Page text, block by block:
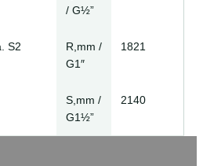
/ G½”
S2
R,mm /
G1″
1821
S,mm /
G1½”
2140